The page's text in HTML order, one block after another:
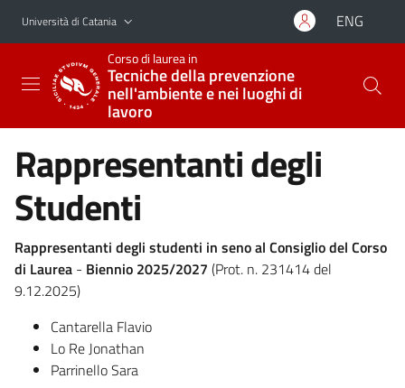
Vai al contenuto principale
Vai al menu di navigazione
Università di Catania ENG
Corso di laurea in
Tecniche della prevenzione
nell'ambiente e nei luoghi di
lavoro
Rappresentanti degli
Studenti
Rappresentanti degli studenti in seno al Consiglio del Corso
di Laurea - Biennio 2025/2027 (Prot. n. 231414 del
9.12.2025)
Cantarella Flavio
Lo Re Jonathan
Parrinello Sara